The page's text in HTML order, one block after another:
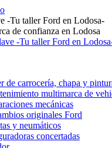
-Tu taller Ford en Lodosa-
de confianza en Lodosa
de carrocería, chapa y
multimarca de
mecánicas
originales Ford
y neumáticos
concertadas